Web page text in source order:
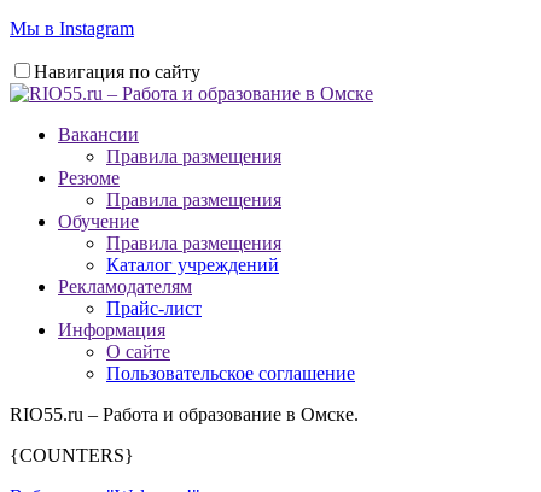
Мы в Instagram
Навигация по сайту
Вакансии
Правила размещения
Резюме
Правила размещения
Обучение
Правила размещения
Каталог учреждений
Рекламодателям
Прайс-лист
Информация
О сайте
Пользовательское соглашение
RIO55.ru – Работа и образование в Омске.
{COUNTERS}